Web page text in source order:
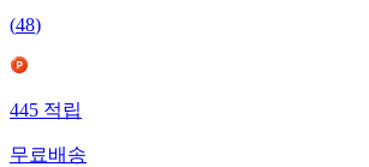
(48)
445 적립
무료배송